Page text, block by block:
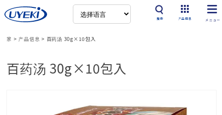
搜索 产品信息
家 > 产品信息 > 百药汤 30g×10包入
百药汤 30g×10包入